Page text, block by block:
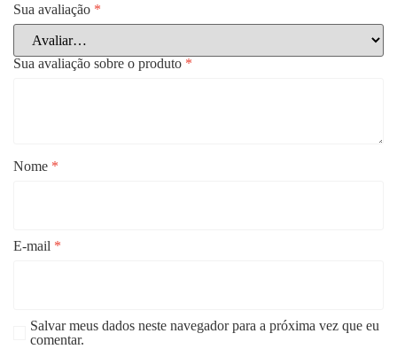
Sua avaliação *
Sua avaliação sobre o produto *
Nome *
E-mail *
Salvar meus dados neste navegador para a próxima vez que eu
comentar.